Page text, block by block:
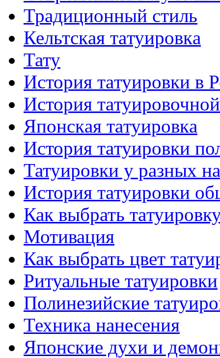
Традиционный стиль
Кельтскaя тaтуировкa
Тату
История тaтуировки в
История
Японскaя тaтуировкa
История тaтуировки
Татуировки у разных
История тaтуировки
Как выбрать
Мотивация
Как выбрать цвет
Ритуальные тaтуировки
Полинезийские
Техникa нанесения
Японские духи и